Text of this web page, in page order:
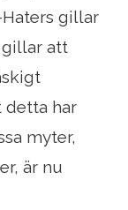
gillar
gillar att
detta har
myter,
är nu